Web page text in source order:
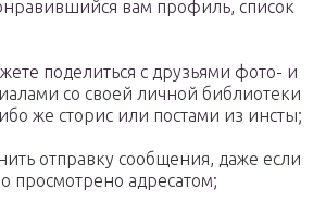
вам профиль, список
поделиться с друзьями фото- и
со своей личной библиотеки
же сторис или постами из инсты;
отправку сообщения, даже если
просмотрено адресатом;